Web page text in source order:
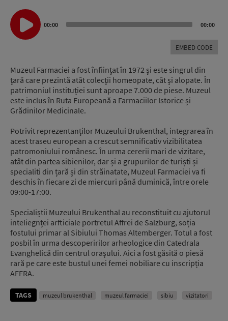
Audio
Player
00:00 00:00
EMBED CODE
Muzeul Farmaciei a fost înființat în 1972 și este singrul din
țară care prezintă atât colecții homeopate, cât și alopate. În
patrimoniul instituției sunt aproape 7.000 de piese. Muzeul
este inclus în Ruta Europeană a Farmaciilor Istorice și
Grădinilor Medicinale.
Potrivit reprezentanților Muzeului Brukenthal, integrarea în
acest traseu european a crescut semnificativ vizibilitatea
patromoniului românesc. În urma cererii mari de vizitare,
atât din partea sibienilor, dar și a grupurilor de turiști și
specialiti din țară și din străinatate, Muzeul Farmaciei va fi
deschis în fiecare zi de miercuri până duminică, între orele
09:00-17:00.
Specialiștii Muzeului Brukenthal au reconstituit cu ajutorul
inteliegnței arfticiale portretul Affrei de Salzburg, soția
fostului primar al Sibiului Thomas Altemberger. Totul a fost
posbil în urma descoperirilor arheologice din Catedrala
Evanghelică din centrul orașului. Aici a fost găsită o piesă
rară pe care este bustul unei femei nobiliare cu inscripția
AFFRA.
TAGS muzeul brukenthal muzeul farmaciei sibiu vizitatori